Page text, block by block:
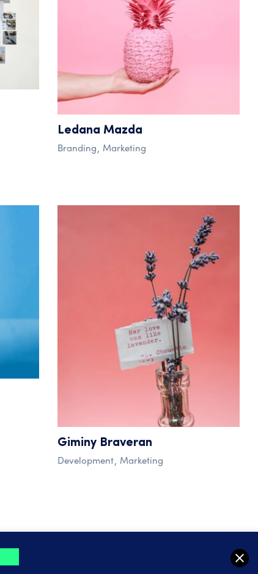
Ledana Mazda
Branding Marketing
Giminy Braveran
Development Marketing
Tout Accepter